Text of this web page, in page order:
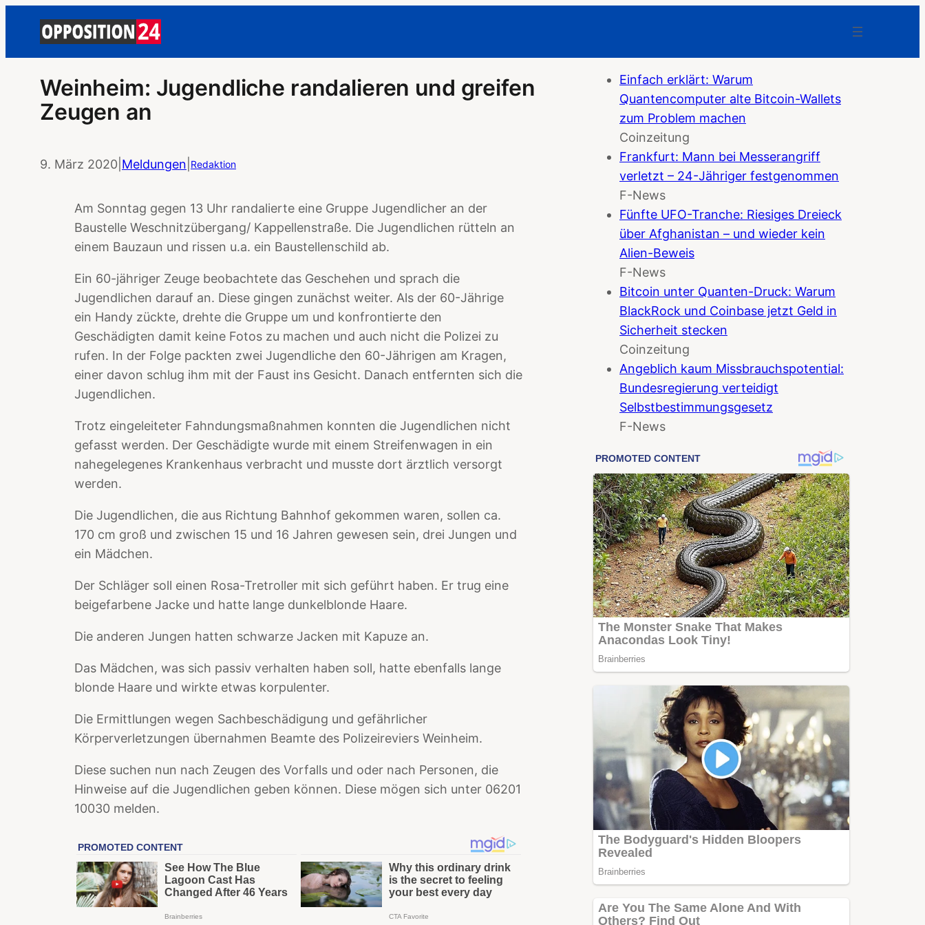
Weinheim: Jugendliche randalieren und greifen
Zeugen an
9. März 2020 Meldungen Redaktion
Am Sonntag gegen 13 Uhr randalierte eine Gruppe Jugendlicher an der
Baustelle Weschnitzübergang/ Kappellenstraße. Die Jugendlichen rütteln an
einem Bauzaun und rissen u.a. ein Baustellenschild ab.
Ein 60-jähriger Zeuge beobachtete das Geschehen und sprach die
Jugendlichen darauf an. Diese gingen zunächst weiter. Als der 60-Jährige
ein Handy zückte, drehte die Gruppe um und konfrontierte den
Geschädigten damit keine Fotos zu machen und auch nicht die Polizei zu
rufen. In der Folge packten zwei Jugendliche den 60-Jährigen am Kragen,
einer davon schlug ihm mit der Faust ins Gesicht. Danach entfernten sich die
Jugendlichen.
Trotz eingeleiteter Fahndungsmaßnahmen konnten die Jugendlichen nicht
gefasst werden. Der Geschädigte wurde mit einem Streifenwagen in ein
nahegelegenes Krankenhaus verbracht und musste dort ärztlich versorgt
werden.
Die Jugendlichen, die aus Richtung Bahnhof gekommen waren, sollen ca.
170 cm groß und zwischen 15 und 16 Jahren gewesen sein, drei Jungen und
ein Mädchen.
Der Schläger soll einen Rosa-Tretroller mit sich geführt haben. Er trug eine
beigefarbene Jacke und hatte lange dunkelblonde Haare.
Die anderen Jungen hatten schwarze Jacken mit Kapuze an.
Das Mädchen, was sich passiv verhalten haben soll, hatte ebenfalls lange
blonde Haare und wirkte etwas korpulenter.
Die Ermittlungen wegen Sachbeschädigung und gefährlicher
Körperverletzungen übernahmen Beamte des Polizeireviers Weinheim.
Diese suchen nun nach Zeugen des Vorfalls und oder nach Personen, die
Hinweise auf die Jugendlichen geben können. Diese mögen sich unter 06201
10030 melden.
Einfach erklärt: Warum
Quantencomputer alte Bitcoin-Wallets
zum Problem machen
Coinzeitung
Frankfurt: Mann bei Messerangriff
verletzt – 24-Jähriger festgenommen
F-News
Fünfte UFO-Tranche: Riesiges Dreieck
über Afghanistan – und wieder kein
Alien-Beweis
F-News
Bitcoin unter Quanten-Druck: Warum
BlackRock und Coinbase jetzt Geld in
Sicherheit stecken
Coinzeitung
Angeblich kaum Missbrauchspotential:
Bundesregierung verteidigt
Selbstbestimmungsgesetz
F-News